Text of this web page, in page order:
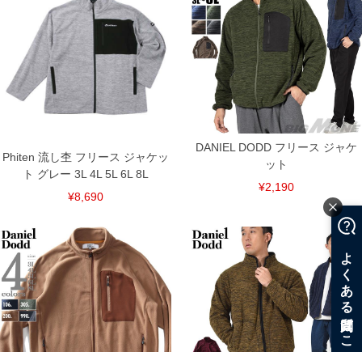
COLOR VARIATION
Phiten 流し杢 フリース ジャケッ
ト グレー 3L 4L 5L 6L 8L
¥8,690
DANIEL DODD フリース ジャケ
ット
¥2,190